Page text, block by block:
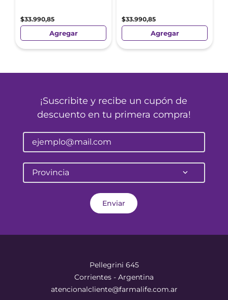
$33.990,85
Agregar
$33.990,85
Agregar
¡Suscribite y recibe un cupón de
descuento en tu primera compra!
Provincia
Enviar
Pellegrini 645
Corrientes - Argentina
atencionalcliente@farmalife.com.ar